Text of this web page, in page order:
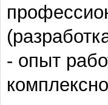
- опыт